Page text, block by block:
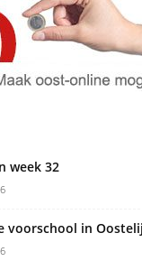
week 32
voorschool in